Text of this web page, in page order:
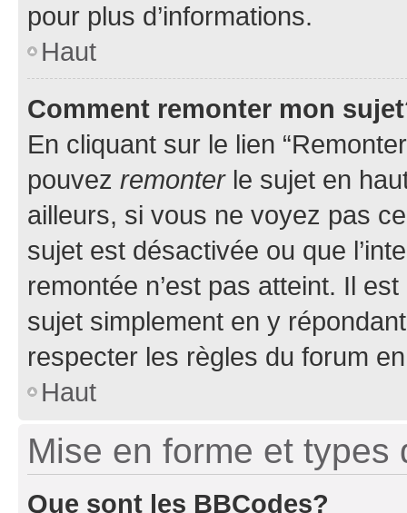
pour plus d’informations.
Haut
Comment remonter mon
En cliquant sur le lien
pouvez remonterle sujet en
ailleurs, si vous ne voyez pas
sujet est désactivée ou que
remontée n’est pas atteint. Il
sujet simplement en y
respecter les règles du forum
Haut
Mise en forme et types
Que sont les BBCodes?